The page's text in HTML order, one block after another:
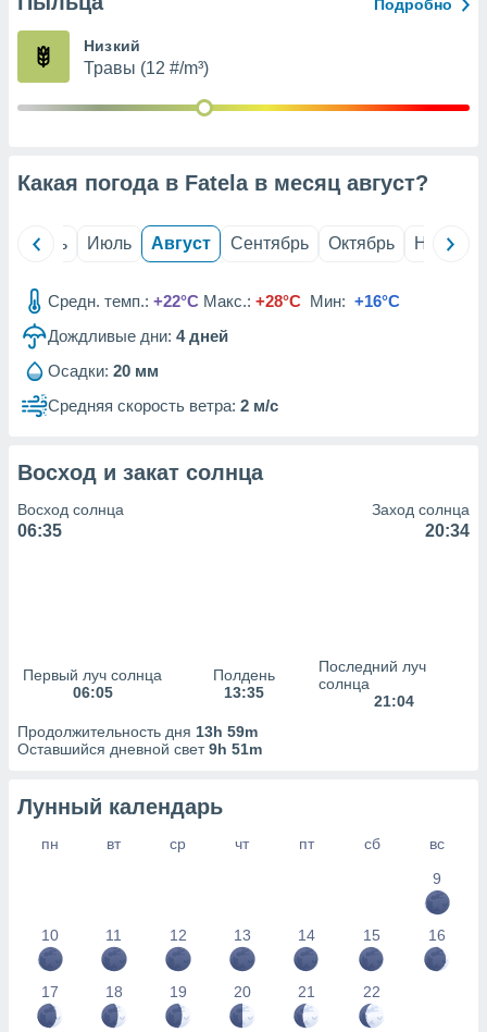
из
рекламы
1199
Подробно
Низкий
Травы (12 #/m³)
Какая погода в Fatela в месяц август?
Июнь Июль Август Сентябрь Октябрь Ноябрь
Средн. темп.: +22°C Макс.: +28°C Мин: +16°C
Дождливые дни: 4дней
Осадки: 20 мм
Средняя скорость ветра: 2 м/с
Восход и закат солнца
Восход солнца
06:35
Заход солнца
20:34
Первый луч солнца
06:05
Полдень
13:35
Последний луч
солнца
21:04
Продолжительность дня 13h 59m
Оставшийся дневной свет9h 51m
Лунный календарь
пн вт ср чт пт сб
вс
9
10 11 12 13 14 15 16
17 18 19 20 21 22